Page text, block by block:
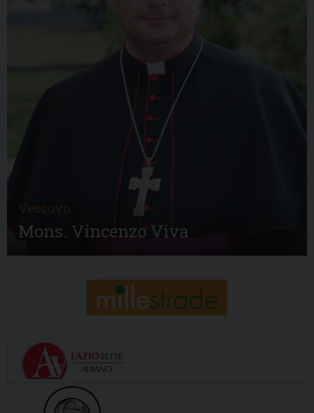
Vescovo
Mons. Vincenzo Viva